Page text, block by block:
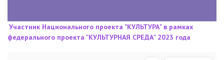
Участник Национального проекта "КУЛЬТУРА" в рамках
федерального проекта "КУЛЬТУРНАЯ СРЕДА" 2023 года